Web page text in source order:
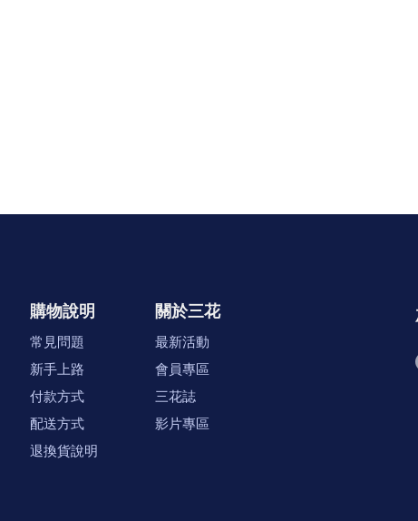
購物說明
常見問題
新手上路
付款方式
配送方式
退換貨說明
關於三花
最新活動
會員專區
三花誌
影片專區